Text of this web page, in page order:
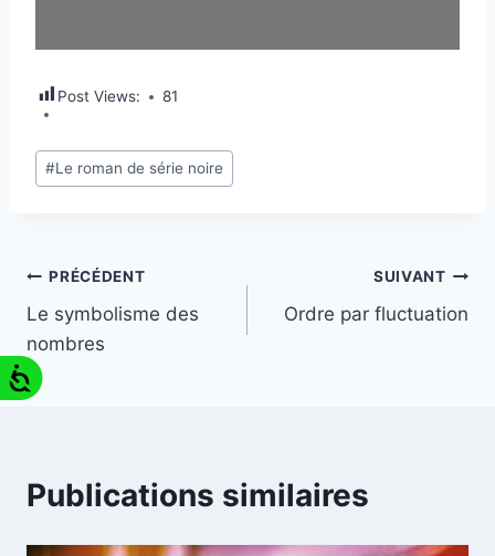
Post Views: 81
#Le roman de série noire
PRÉCÉDENT
Le symbolisme des
nombres
SUIVANT
Ordre par fluctuation
Publications similaires